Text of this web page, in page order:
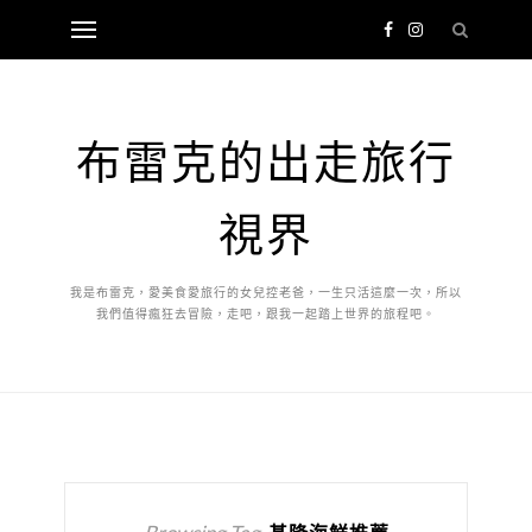
布雷克的出走旅行
視界
我是布雷克，愛美食愛旅行的女兒控老爸，一生只活這麼一次，所以
我們值得瘋狂去冒險，走吧，跟我一起踏上世界的旅程吧。